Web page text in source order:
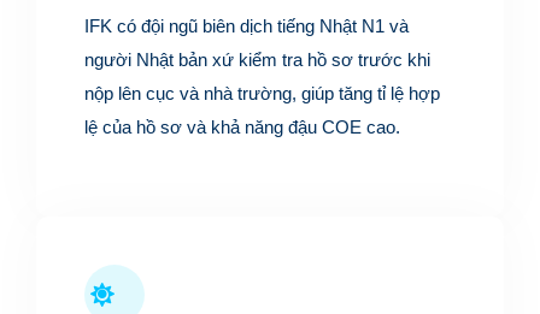
IFK có đội ngũ biên dịch tiếng Nhật N1 và
người Nhật bản xứ kiểm tra hồ sơ trước khi
nộp lên cục và nhà trường, giúp tăng tỉ lệ hợp
lệ của hồ sơ và khả năng đậu COE cao.